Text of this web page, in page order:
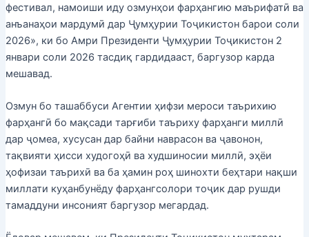
фестивал, намоиши иду озмунҳои фарҳангию маърифатӣ ва
анъанаҳои мардумӣ дар Ҷумҳурии Тоҷикистон барои соли
2026», ки бо Амри Президенти Ҷумҳурии Тоҷикистон 2
январи соли 2026 тасдиқ гардидааст, баргузор карда
мешавад.
Озмун бо ташаббуси Агентии ҳифзи мероси таърихию
фарҳангӣ бо мақсади тарғиби таъриху фарҳанги миллӣ
дар ҷомеа, хусусан дар байни наврасон ва ҷавонон,
тақвияти ҳисси худогоҳӣ ва худшиносии миллӣ, эҳёи
ҳофизаи таърихӣ ва ба ҳамин роҳ шинохти беҳтари нақши
миллати куҳанбунёду фарҳангсолори тоҷик дар рушди
тамаддуни инсоният баргузор мегардад.